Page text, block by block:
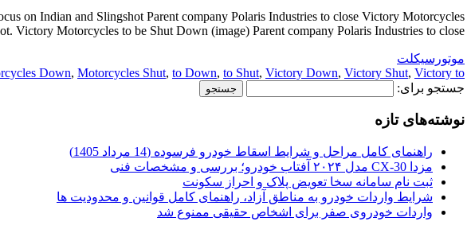
on Indian and Slingshot Parent company Polaris Industries to close Victory Motorcycles
Motorcycles to be Shut Down (image) Parent company Polaris Industries to close […]
موتورسیکلت
Down, Motorcycles Shut, to Down, to Shut, Victory Down, Victory Shut, Victory to
جستجو برای:
نوشته‌های تازه
راهنمای کامل مراحل و شرایط اسقاط خودرو فرسوده (14 مرداد 1405)
مزدا CX-30 مدل ۲۰۲۴ آفتاب خودرو؛ بررسی و مشخصات فنی
ثبت نام سامانه سخا تعویض پلاک و احراز سکونت
شرایط واردات خودرو به مناطق آزاد، راهنمای کامل قوانین و محدودیت ها
واردات خودروی صفر برای اشخاص حقیقی ممنوع شد